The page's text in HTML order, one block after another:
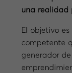
una realidad
El objetivo
competente
generador